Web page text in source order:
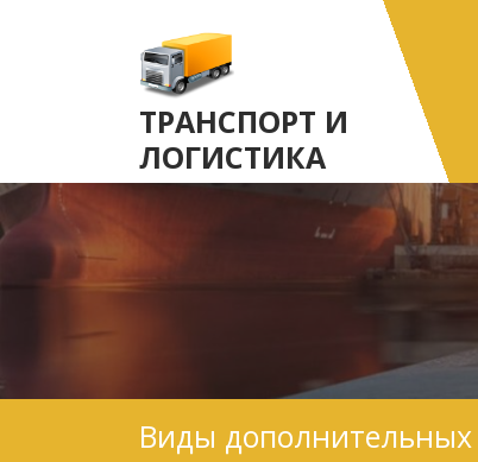
ТРАНСПОРТ И
ЛОГИСТИКА
Виды дополнительных